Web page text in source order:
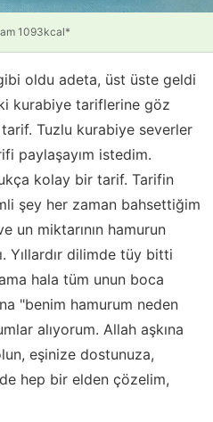
1093kcal*
oldu adeta, üst üste geldi
kurabiye tariflerine göz
Tuzlu kurabiye severler
paylaşayım istedim.
kolay bir tarif. Tarifin
şey her zaman bahsettiğim
un miktarının hamurun
Yıllardır dilimde tüy bitti
hala tüm unun boca
"benim hamurum neden
alıyorum. Allah aşkına
eşinize dostunuza,
de hep bir elden çözelim,